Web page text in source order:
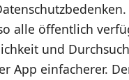
alle öffentlich
und
App einfacherer.